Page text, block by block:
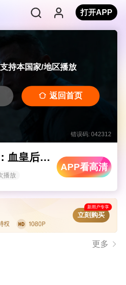
打开APP
持本国家/地区播放
返回首页
错误码: 042312
地狱男爵：血皇后崛起 普通话版
播放
APP看高清
新用户专享
立刻购买
更多